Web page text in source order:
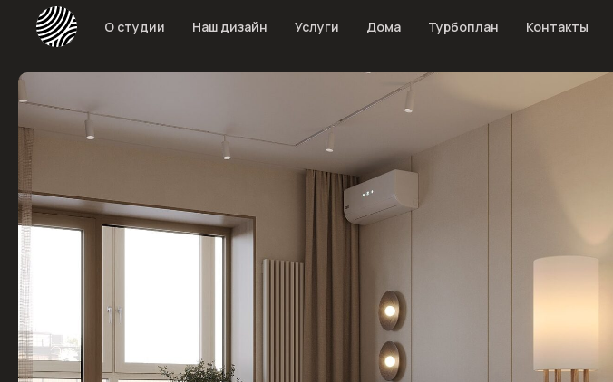
О студии Наш дизайн Услуги Дома Турбоплан Контакты